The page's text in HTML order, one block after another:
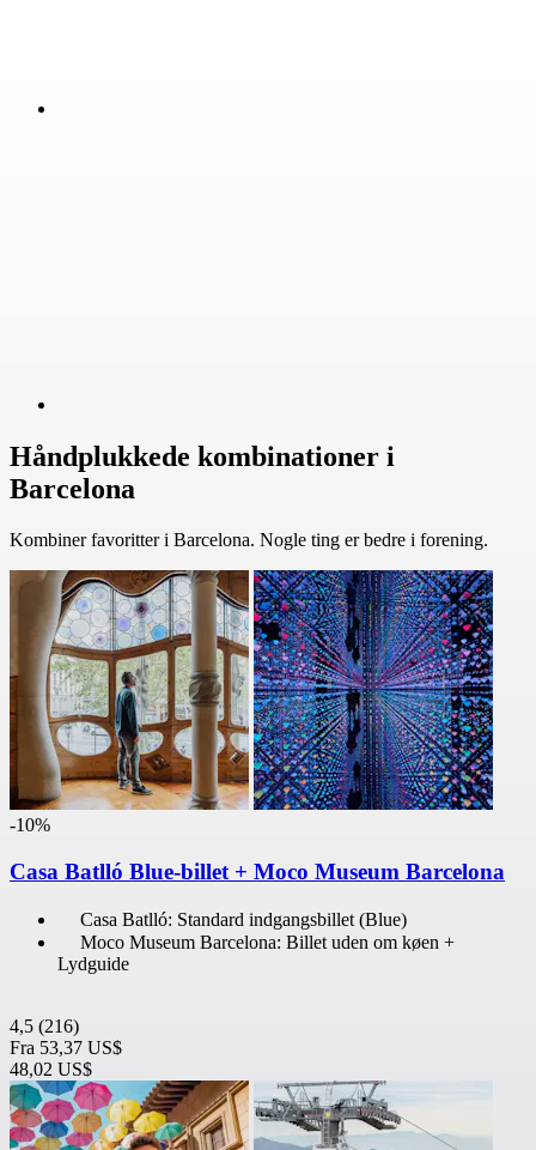
Håndplukkede kombinationer i
Barcelona
Kombiner favoritter i Barcelona. Nogle ting er bedre i forening.
-10%
Casa Batlló Blue-billet + Moco Museum Barcelona
Casa Batlló: Standard indgangsbillet (Blue)
Moco Museum Barcelona: Billet uden om køen +
Lydguide
4,5 (216)
Fra 53,37 US$
48,02 US$